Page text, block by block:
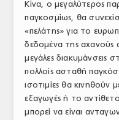
Κίνα, ο μεγαλύτερος
παγκοσμίως, θα
«πελάτης» για το
δεδομένα της
μεγάλες διακυμάνσεις
πολλοίς ασταθή
ισοτιμίες θα κινηθούν
εξαγωγές ή το
μπορεί να είναι